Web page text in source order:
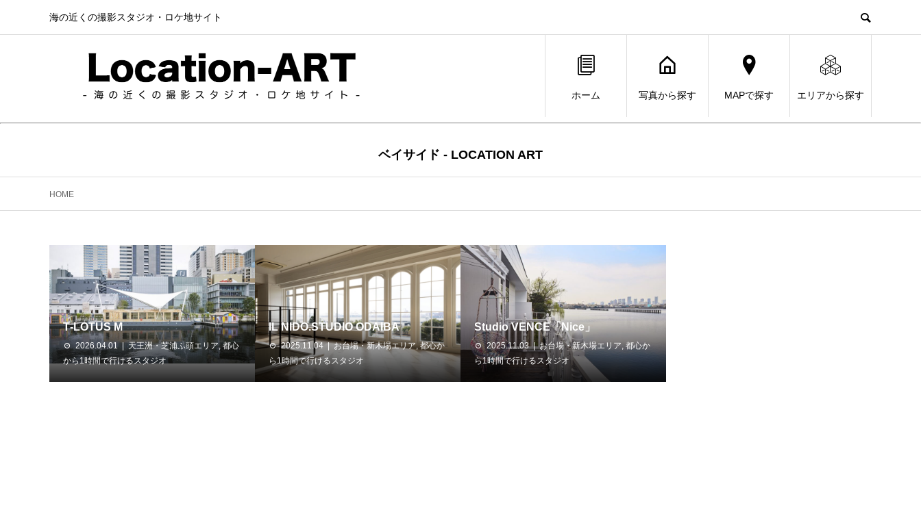
海の近くの撮影スタジオ・ロケ地サイト
ホーム 写真から探す MAPで探す エリアから探す
ベイサイド - LOCATION ART
HOME
T‑LOTUS M
2026.04.01 天王洲・芝浦ふ頭エリア, 都心
から1時間で行けるスタジオ
IL NIDO.STUDIO ODAIBA
2025.11.04 お台場・新木場エリア,都心か
ら1時間で行けるスタジオ
Studio VENCE「Nice」
2025.11.03 お台場・新木場エリア,都心か
ら1時間で行けるスタジオ